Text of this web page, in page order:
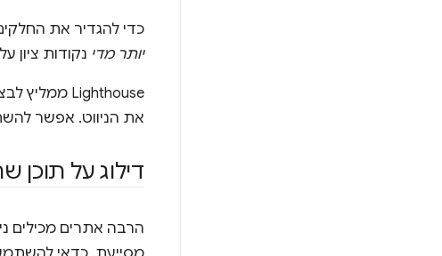
כדי להגדיר את
יותר מדי נקודות
את הניווט. אפשר
דילוג על תוכן
הרבה אתרים מכילים